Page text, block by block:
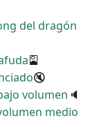
del dragón
🎴
🔇
volumen 🔈
medio